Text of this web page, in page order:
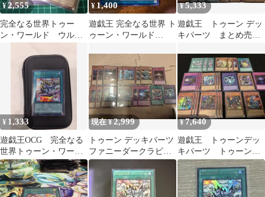
¥2,555
完全なる世界トゥー
ン・ワールド ウルト
¥ 1,400
遊戯王 完全なる世界 ト
ゥーン・ワールド
¥5,333
遊戯王 トゥーン デッ
キパーツ まとめ売
ァニーダークラビット
¥ 1,333
遊戯王OCG 完全なる
世界トゥーン・ワール
ド ウルトラ ウルレ
ア ウルトラレア
現在 ¥2,999
トゥーン デッキパーツ
ファニーダークラビッ
ト 完全なる世界 トゥー
ンワールド
¥7,640
遊戯王 トゥーンデッ
キパーツ トゥーンワ
ールド、ファニーダー
ク24枚セット